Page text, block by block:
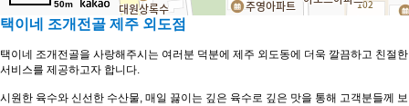
50m
택이네 조개전골 제주 외도점
택이네 조개전골을 사랑해주시는 여러분 덕분에 제주 외도동에 더욱 깔끔하고 친절한
서비스를 제공하고자 합니다.
시원한 육수와 신선한 수산물, 매일 끓이는 깊은 육수로 깊은 맛을 통해 고객분들께 보